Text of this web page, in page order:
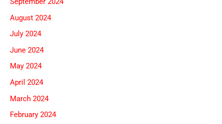
August 2024
July 2024
June 2024
May 2024
April 2024
March 2024
February 2024